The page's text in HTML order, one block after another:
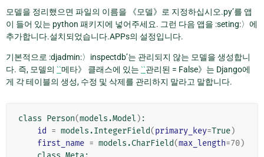
모델을 정리했으면 파일의 이름을 《모델》로 지정하십시오.py’를 앱
이 들어 있는 python 패키지에 넣어주세요. 그런 다음 앱을 :seting:〉에
추가합니다.설치되었습니다.APPs의 설정입니다.
기본적으로 :djadmin:〉inspectdb’는 관리되지 않는 모델을 생성합니
다. 즉, 모델의 ``메타》 클래스에 있는 ``관리된 = False》는 Django에
게 각 테이블의 생성, 수정 및 삭제를 관리하지 말라고 말합니다.
class Person(models.Model ) :
id
= models.IntegerField(primary_key=True)
first_name = models.CharField(max_length=70)